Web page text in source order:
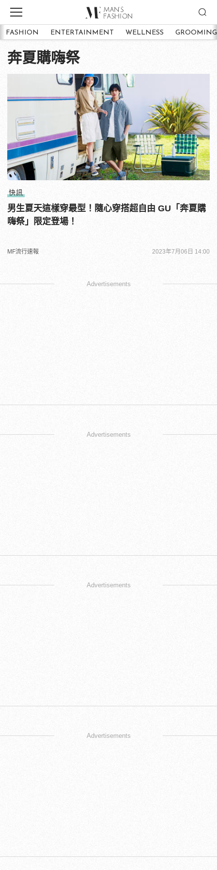
FASHION ENTERTAINMENT WELLNESS GROOMING
奔夏購嗨祭
快訊
男生夏天這樣穿最型！隨心穿搭超自由 GU「奔夏購
嗨祭」限定登場！
MF流行速報 2023年7月06日 14:00
Advertisements
Advertisements
Advertisements
Advertisements